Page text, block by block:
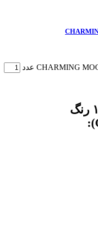
پالت سایه چشم اولاین ۱۲ رنگ